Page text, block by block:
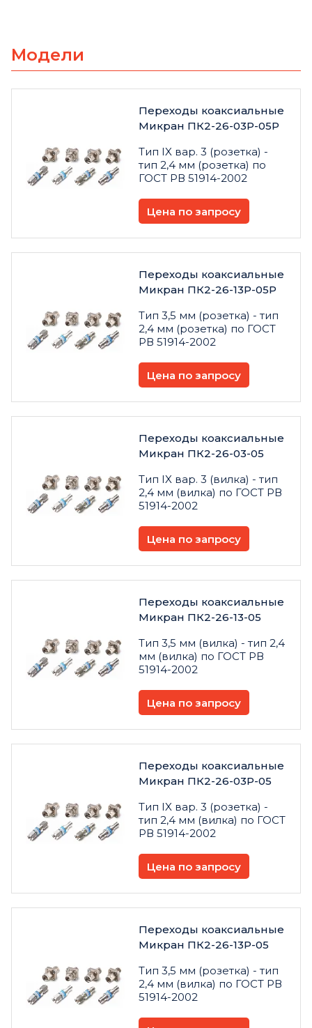
Модели
Переходы коаксиальные
Микран ПК2-26-03Р-05Р
Тип IX вар. 3 (розетка) -
тип 2,4 мм (розетка) по
ГОСТ РВ 51914-2002
Цена по запросу
Переходы коаксиальные
Микран ПК2-26-13Р-05Р
Тип 3,5 мм (розетка) - тип
2,4 мм (розетка) по ГОСТ
РВ 51914-2002
Цена по запросу
Переходы коаксиальные
Микран ПК2-26-03-05
Тип IX вар. 3 (вилка) - тип
2,4 мм (вилка) по ГОСТ РВ
51914-2002
Цена по запросу
Переходы коаксиальные
Микран ПК2-26-13-05
Тип 3,5 мм (вилка) - тип 2,4
мм (вилка) по ГОСТ РВ
51914-2002
Цена по запросу
Переходы коаксиальные
Микран ПК2-26-03Р-05
Тип IX вар. 3 (розетка) -
тип 2,4 мм (вилка) по ГОСТ
РВ 51914-2002
Цена по запросу
Переходы коаксиальные
Микран ПК2-26-13Р-05
Тип 3,5 мм (розетка) - тип
2,4 мм (вилка) по ГОСТ РВ
51914-2002